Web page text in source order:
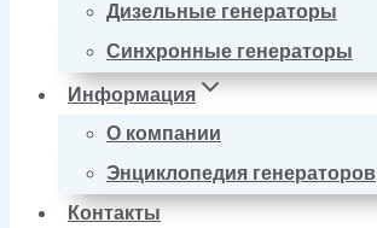
Дизельные генераторы
Синхронные генераторы
Информация
О компании
Энциклопедия генераторов
Контакты